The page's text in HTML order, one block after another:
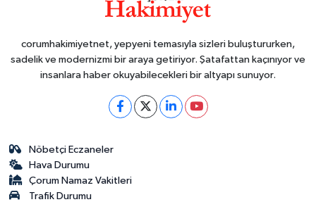
corumhakimiyetnet, yepyeni temasıyla sizleri buluştururken,
sadelik ve modernizmi bir araya getiriyor. Şatafattan kaçınıyor ve
insanlara haber okuyabilecekleri bir altyapı sunuyor.
Nöbetçi Eczaneler
Hava Durumu
Çorum Namaz Vakitleri
Trafik Durumu